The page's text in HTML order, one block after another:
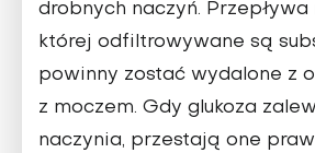
drobnych naczyń. Przepływa
której odfiltrowywane są
powinny zostać wydalone z
z moczem. Gdy glukoza
naczynia, przestają one